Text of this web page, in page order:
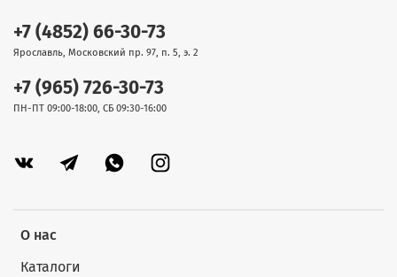
О нас
Каталоги
+7 (4852) 66-30-73
Ярославль, Московский пр. 97, п. 5, э. 2
+7 (965) 726-30-73
ПН-ПТ 09:00-18:00, СБ 09:30-16:00